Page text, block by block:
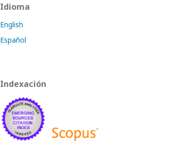
Idioma
English
Español
Indexación